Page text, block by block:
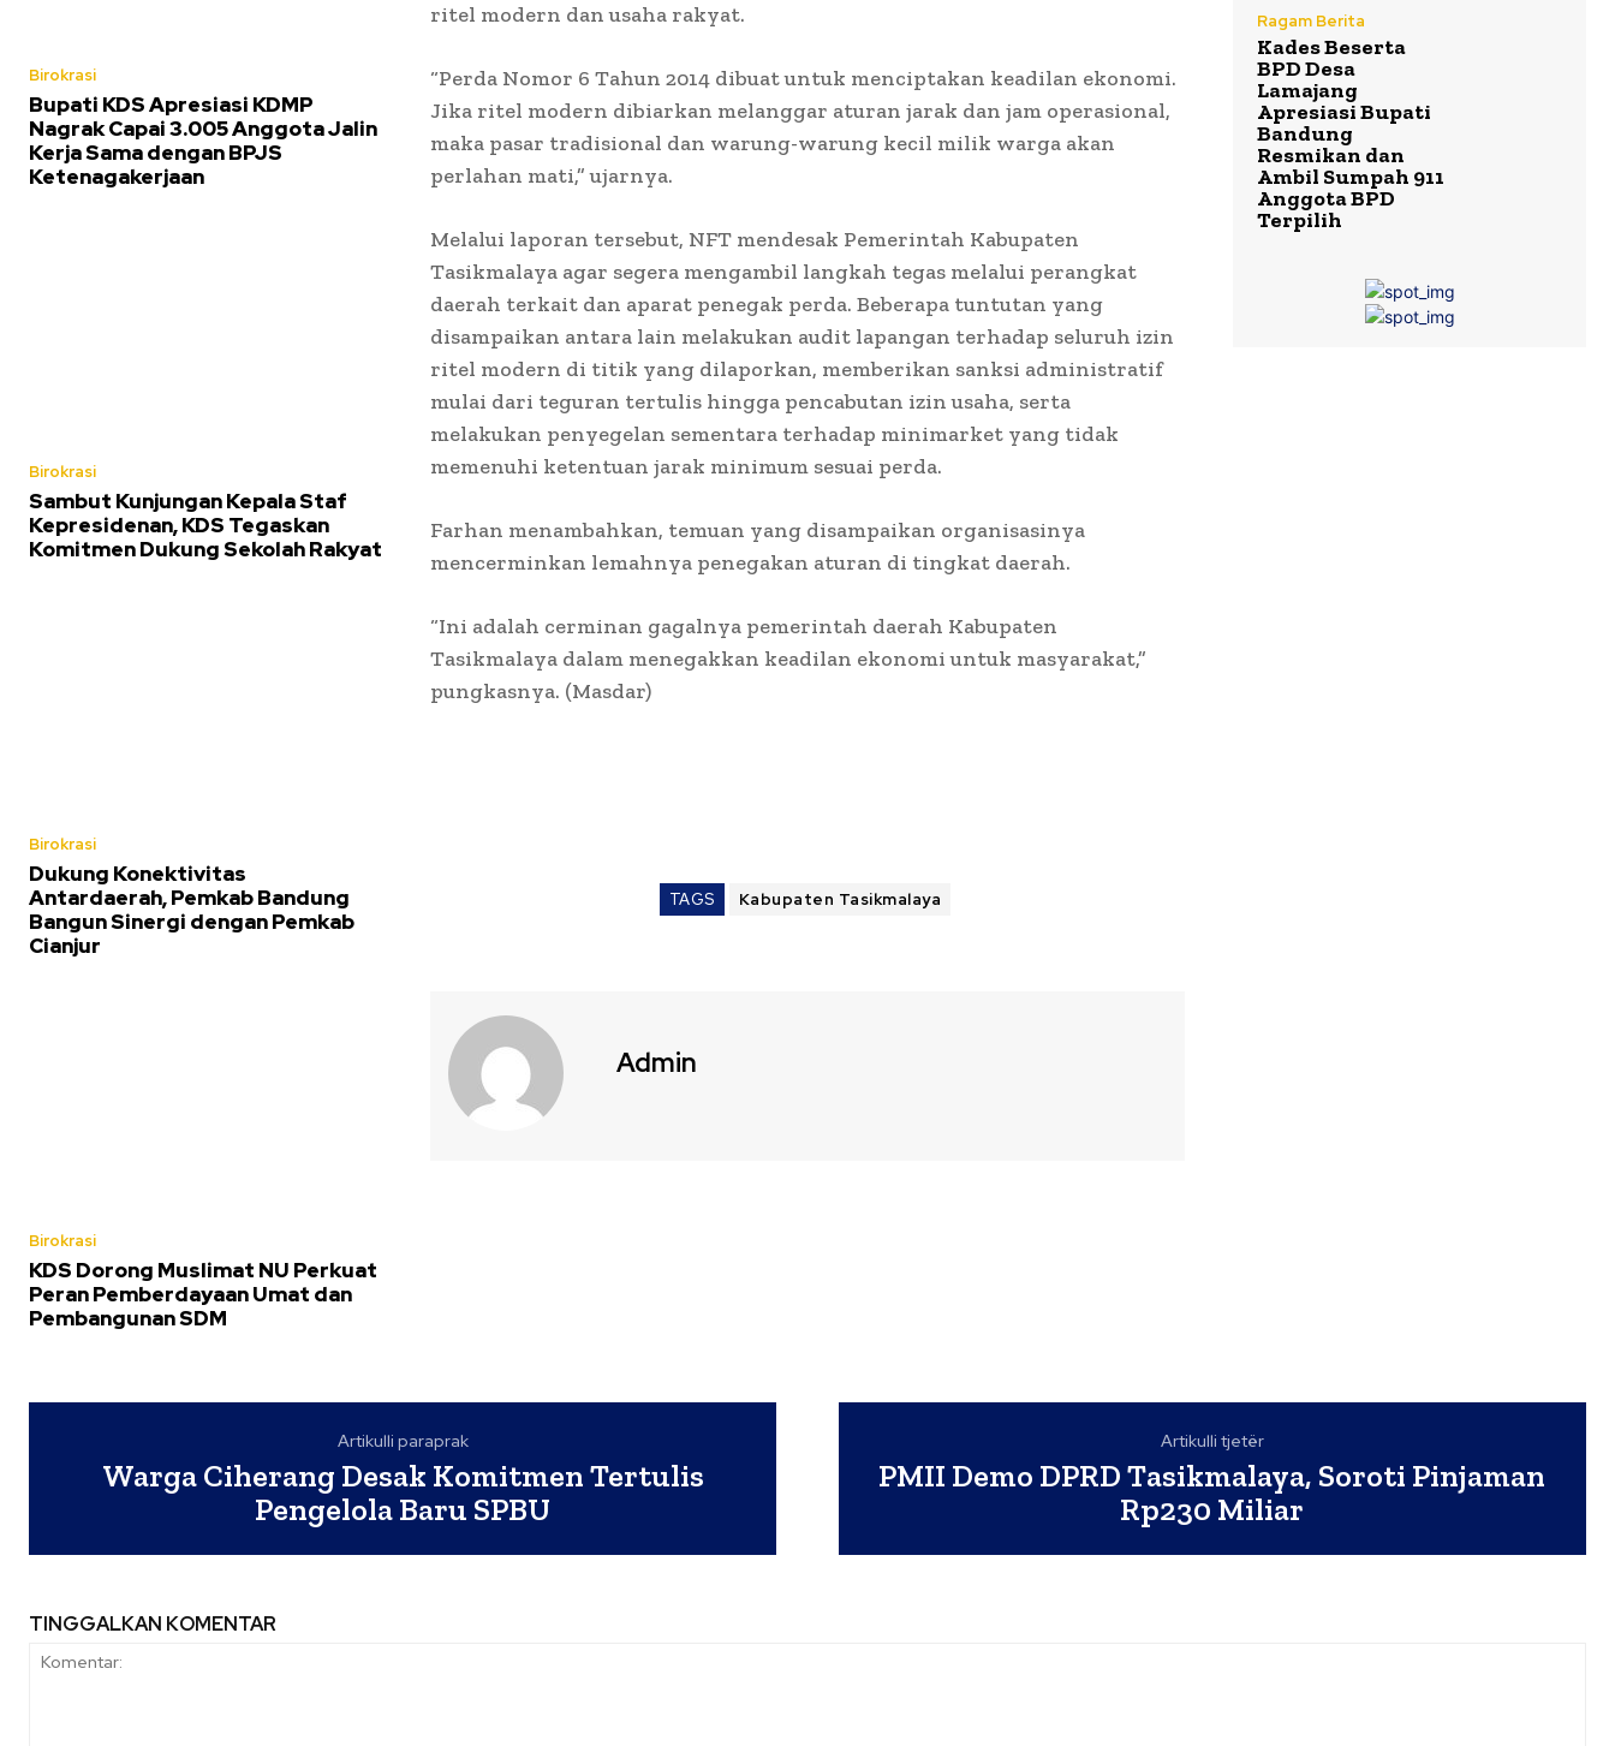
Birokrasi
Bupati KDS Apresiasi KDMP
Nagrak Capai 3.005 Anggota Jalin
Kerja Sama dengan BPJS
Ketenagakerjaan
Birokrasi
Sambut Kunjungan Kepala Staf
Kepresidenan, KDS Tegaskan
Komitmen Dukung Sekolah Rakyat
Birokrasi
Dukung Konektivitas
Antardaerah, Pemkab Bandung
Bangun Sinergi dengan Pemkab
Cianjur
Birokrasi
KDS Dorong Muslimat NU Perkuat
Peran Pemberdayaan Umat dan
Pembangunan SDM
ritel modern dan usaha rakyat.
“Perda Nomor 6 Tahun 2014 dibuat untuk menciptakan keadilan ekonomi.
Jika ritel modern dibiarkan melanggar aturan jarak dan jam operasional,
maka pasar tradisional dan warung-warung kecil milik warga akan
perlahan mati,” ujarnya.
Melalui laporan tersebut, NFT mendesak Pemerintah Kabupaten
Tasikmalaya agar segera mengambil langkah tegas melalui perangkat
daerah terkait dan aparat penegak perda. Beberapa tuntutan yang
disampaikan antara lain melakukan audit lapangan terhadap seluruh izin
ritel modern di titik yang dilaporkan, memberikan sanksi administratif
mulai dari teguran tertulis hingga pencabutan izin usaha, serta
melakukan penyegelan sementara terhadap minimarket yang tidak
memenuhi ketentuan jarak minimum sesuai perda.
Farhan menambahkan, temuan yang disampaikan organisasinya
mencerminkan lemahnya penegakan aturan di tingkat daerah.
“Ini adalah cerminan gagalnya pemerintah daerah Kabupaten
Tasikmalaya dalam menegakkan keadilan ekonomi untuk masyarakat,”
pungkasnya. (Masdar)
TAGS Kabupaten Tasikmalaya
Admin
Ragam Berita
Kades Beserta
BPD Desa
Lamajang
Apresiasi Bupati
Bandung
Resmikan dan
Ambil Sumpah 911
Anggota BPD
Terpilih
Artikulli paraprak
Warga Ciherang Desak Komitmen Tertulis
Pengelola Baru SPBU
Artikulli tjetër
PMII Demo DPRD Tasikmalaya, Soroti Pinjaman
Rp230 Miliar
TINGGALKAN KOMENTAR